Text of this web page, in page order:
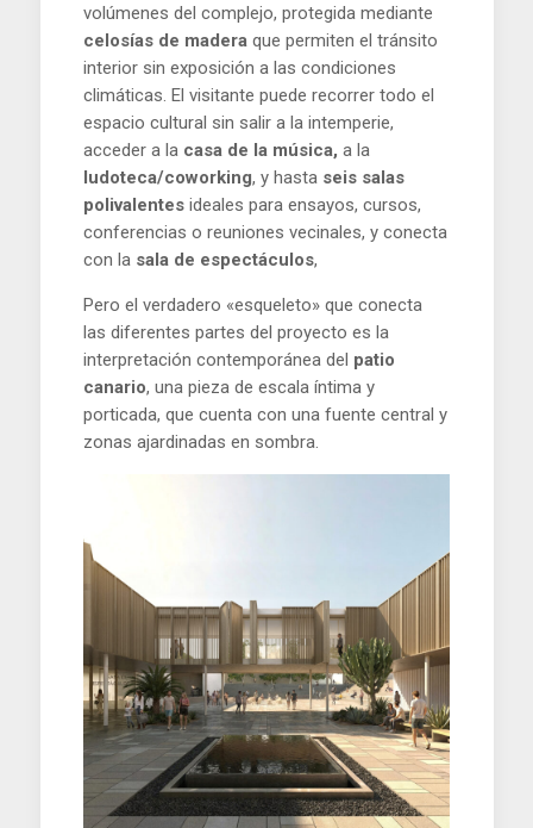
volúmenes del complejo, protegida mediante
celosías de madera que permiten el tránsito
interior sin exposición a las condiciones
climáticas. El visitante puede recorrer todo el
espacio cultural sin salir a la intemperie,
acceder a la casa de la música, a la
ludoteca/coworking, y hasta seis salas
polivalentes ideales para ensayos, cursos,
conferencias o reuniones vecinales, y conecta
con la sala de espectáculos,
Pero el verdadero «esqueleto» que conecta
las diferentes partes del proyecto es la
interpretación contemporánea del patio
canario, una pieza de escala íntima y
porticada, que cuenta con una fuente central y
zonas ajardinadas en sombra.